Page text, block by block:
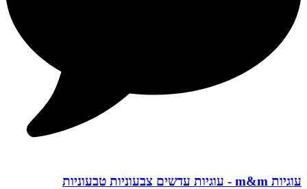
עוגיות m&m - עוגיות עדשים צבעוניות טבעוניות